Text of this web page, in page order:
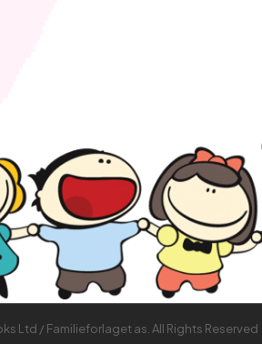
Ltd / Familieforlaget as. All Rights Reserved